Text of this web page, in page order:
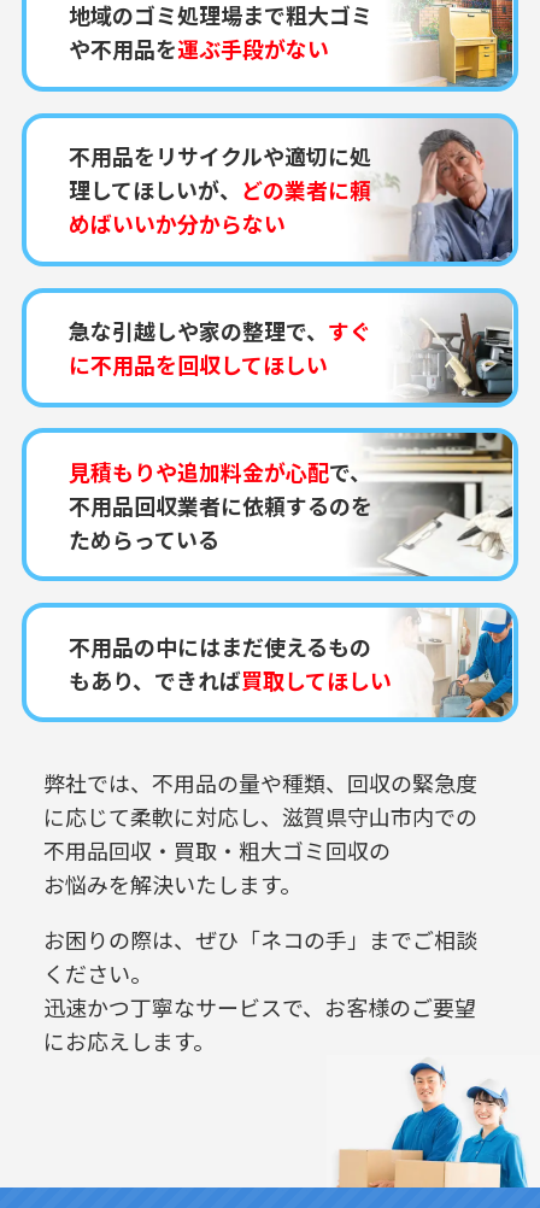
地域のゴミ処理場まで粗大ゴミ
や不用品を運ぶ手段がない
不用品をリサイクルや適切に処
理してほしいが、 どの業者に頼
めばいいか分からない
急な引越しや家の整理で、 すぐ
に不用品を回収してほしい
見積もりや追加料金が心配で、
不用品回収業者に依頼するのを
ためらっている
不用品の中にはまだ使えるもの
もあり、できれば買取してほしい
弊社では、不用品の量や種類、回収の緊急度
に応じて柔軟に対応し、 滋賀県守山市内での
不用品回収・買取・粗大ゴミ回収の
お悩みを解決いたします。
お困りの際は、ぜひ「ネコの手」までご相談
ください。
迅速かつ丁寧なサービスで、お客様のご要望
にお応えします。